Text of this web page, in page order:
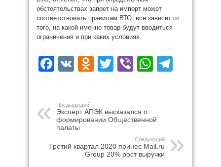
обстоятельствах запрет на импорт может
соответствовать правилам ВТО: все зависит от
того, на какой именно товар будут вводиться
ограничения и при каких условиях.
Facebook
VK Odnoklassniki
Twitter
Viber
Предыдущий
Эксперт АПЭК высказался о
формировании Общественной
палаты
Следующий
Третий квартал 2020 принес Mail.ru
Group 20% рост выручки